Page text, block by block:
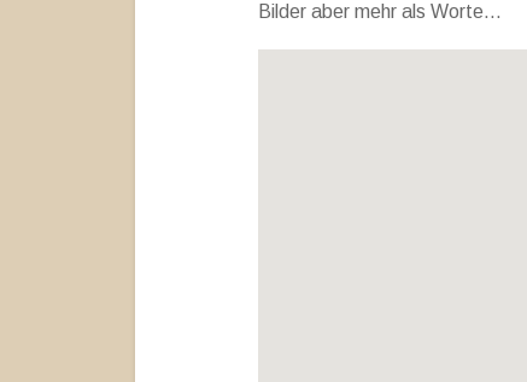
Bilder aber mehr als Worte…